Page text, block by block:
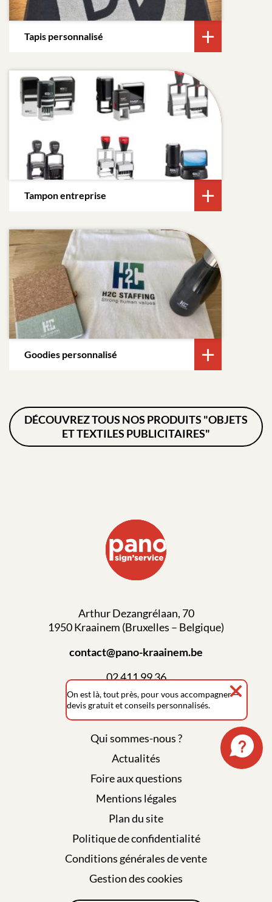
Tapis personnalisé
Tampon entreprise
Goodies personnalisé
DÉCOUVREZ TOUS NOS PRODUITS "OBJETS
ET TEXTILES PUBLICITAIRES"
Arthur Dezangrélaan, 70
1950 Kraainem (Bruxelles – Belgique)
contact@pano-kraainem.be
02 411 99 36
Qui sommes-nous ?
Actualités
Foire aux questions
Mentions légales
Plan du site
Politique de confidentialité
Conditions générales de vente
Gestion des cookies
On est là, tout près, pour vous accompagner —
devis gratuit et conseils personnalisés.